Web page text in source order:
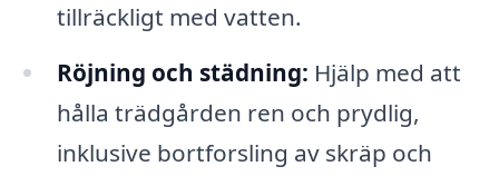
tillräckligt med vatten.
Röjning och städning: Hjälp med att
hålla trädgården ren och prydlig,
inklusive bortforsling av skräp och